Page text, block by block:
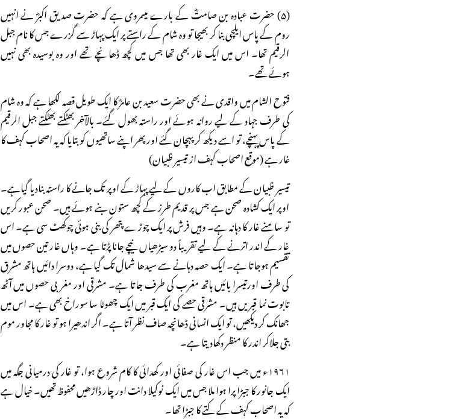
(۵) حضرت عبادہ بن صامتؓ کے بارے میںمروی ہے کہ حضرت صدیق اکبرؓ نے انہیں
روم کے پاس ایلچی بنا کر بھیجا تو وہ شام کے راستے پر ایک پہاڑ سے گزرے جس کا نام جبل
الرقیم تھا۔ اس میں ایک غار بھی تھا جس میں کچھ ڈھانچے تھے اور وہ بوسیدہ بھی نہیں
ہوئے تھے۔
فتوح الشام میں واقدی نے بھی حضرت سعید بن عامرؓ کا ایک طویل قصہ لکھا ہے کہ وہ شام
کی طرف جہاد کے لیے روانہ ہوئے اور راستہ بھول گئے۔ بالآخر بھٹکتے بھٹکتے جبل الرقیم
کے پاس پہنچے، تو اسے دیکھ کر پہچان گئے اور پھر اپنے ساتھیوں کو بتایا کہ یہ اصحاب کہف کا
غار ہے (موقع اصحاب کہف از تیسیر ظبیان)
تیسیر ظبیان کے مطابق اب کاروں کے لیے پہاڑ کے اوپر تک جانے کا راستہ بنادیا گیاہے۔
اوپر ایک کشادہ صحن ہے جس پر قدیم طرز کے کچھ ستون بنے ہوئے ہیں۔ صحن عبور کریں
تو سامنے غار کا دہانہ ہے۔ وہیں فرش پر ایک چوڑے پتھر کی بنی ہوئی چوکھٹ سی ہے۔ اس
غار کے اندر اترنے کے لیے تقریباً دو سیڑھیاں نیچے جانا پڑتا ہے۔ وہاں غار تین حصوں میں
تقسیم ہوجاتا ہے۔ ایک حصہ دہانے سے سیدھا شمال تک گیا ہے، دوسرا دائیں ہاتھ مشرق
کی طرف اورتیسرا بائیں ہاتھ مغرب کی طرف جاتا ہے۔ مشرقی اور مغربی حصوں میں آٹھ
تابوت نما قبریں ہیں۔ مشرقی حصے کی ایک قبر میں ایک چھوٹا سا سوراخ بھی ہے۔ اس میں
جھانک کر دیکھیں، تو ایک انسانی ڈھانچہ صاف نظر آتا ہے۔ اگر اندھیرا ہو تو غار کا مجاور موم
بتی جلاکر اندر کا منظر دکھادیتا ہے۔
۱۹۶۱ء میں جب اس غار کی صفائی اور کھدائی کا کام شروع ہوا، تو غار کی درمیانی جگہ میں
ایک جانور کا جبڑا پرا ہوا ملا جس میں ایک نوکیلا دانت اور چار ڈاڑھیں محفوظ تھیں۔ خیال ہے
کہ یہ اصحاب کہف کے کتے کا جبڑا تھا۔